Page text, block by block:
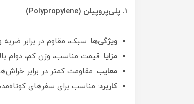
1. پلی‌پروپیلن (Polypropylene)
ویژگی‌ها: سبک، مقاوم در برابر
مزایا: قیمت مناسب، وزن کم، دوام
معایب: مقاومت کمتر در برابر
کاربرد: مناسب برای سفرهای